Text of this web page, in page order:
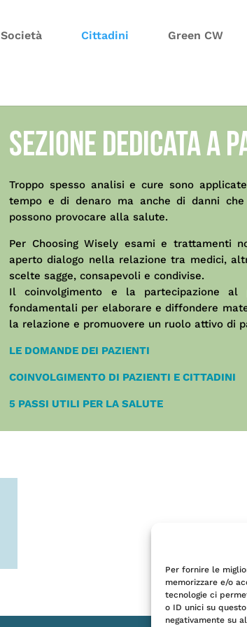
Per fornire le
memorizzare e/o
tecnologie ci
o ID unici su
negativamente su
Società Cittadini Green CW
Sezione dedicata a
Troppo spesso analisi e cure sono
tempo e di denaro ma anche di danni
possono provocare alla salute.
Per Choosing Wisely esami e trattamenti
aperto dialogo nella relazione tra medici,
scelte sagge, consapevoli e condivise.
Il coinvolgimento e la partecipazione
fondamentali per elaborare e diffondere
la relazione e promuovere un ruolo attivo di
LE DOMANDE DEI PAZIENTI
COINVOLGIMENTO DI PAZIENTI E CITTADINI
5 PASSI UTILI PER LA SALUTE